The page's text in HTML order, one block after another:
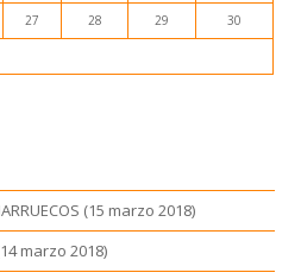
27 28 29 30
(15 marzo 2018)
marzo 2018)